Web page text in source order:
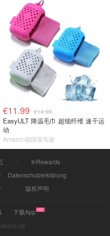
€11.99 €14.99
EasyULT 降温毛巾 超细纤维 速干运
动
Amazon德国亚马逊
InRewards
Datenschutzerklärung
版权声明
下载App